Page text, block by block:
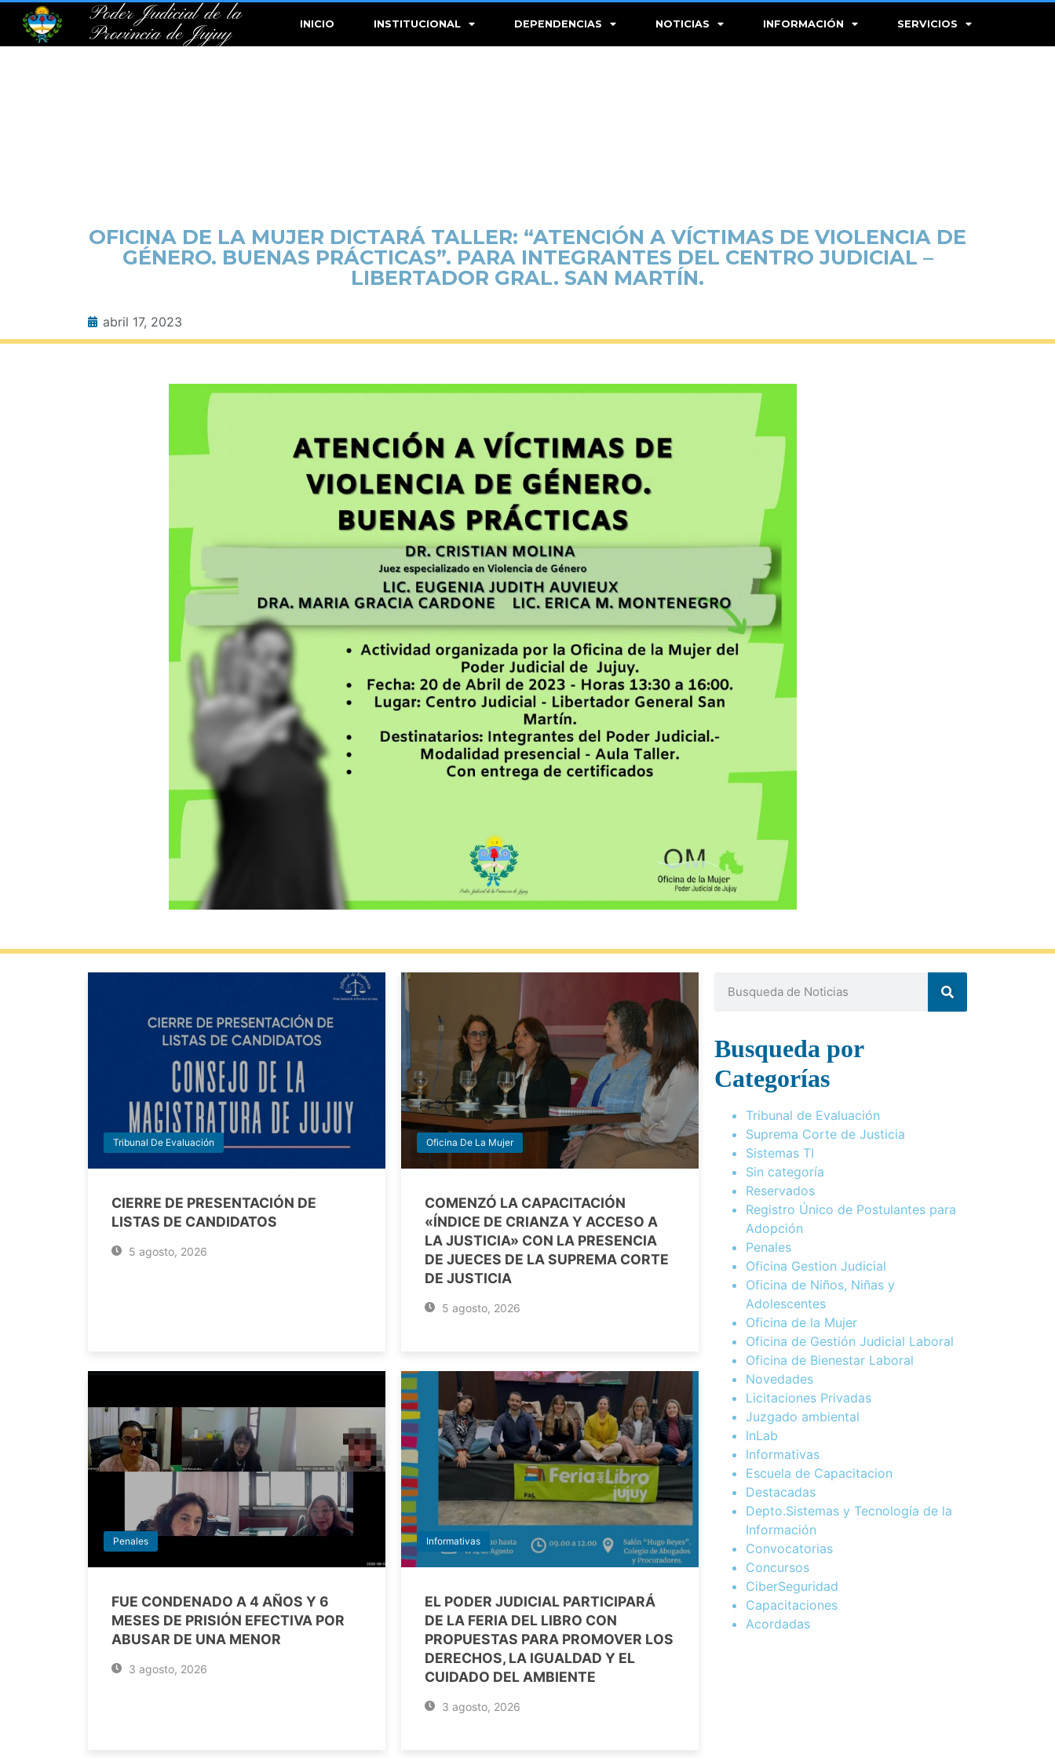
Poder Judicial de la
Provincia de Jujuy
INICIO INSTITUCIONAL DEPENDENCIAS NOTICIAS INFORMACIÓN SERVICIOS
OFICINA DE LA MUJER DICTARÁ TALLER: “ATENCIÓN A VÍCTIMAS DE VIOLENCIA DE
GÉNERO. BUENAS PRÁCTICAS”. PARA INTEGRANTES DEL CENTRO JUDICIAL –
LIBERTADOR GRAL. SAN MARTÍN.
abril 17, 2023
Tribunal De Evaluación
CIERRE DE PRESENTACIÓN DE
LISTAS DE CANDIDATOS
5 agosto, 2026
Oficina De La Mujer
COMENZÓ LA CAPACITACIÓN
«ÍNDICE DE CRIANZA Y ACCESO A
LA JUSTICIA» CON LA PRESENCIA
DE JUECES DE LA SUPREMA CORTE
DE JUSTICIA
5 agosto, 2026
Penales
FUE CONDENADO A 4 AÑOS Y 6
MESES DE PRISIÓN EFECTIVA POR
ABUSAR DE UNA MENOR
3 agosto, 2026
Informativas
EL PODER JUDICIAL PARTICIPARÁ
DE LA FERIA DEL LIBRO CON
PROPUESTAS PARA PROMOVER LOS
DERECHOS, LA IGUALDAD Y EL
CUIDADO DEL AMBIENTE
3 agosto, 2026
Busqueda por
Categorías
Tribunal de Evaluación
Suprema Corte de Justicia
Sistemas TI
Sin categoría
Reservados
Registro Único de Postulantes para
Adopción
Penales
Oficina Gestion Judicial
Oficina de Niños, Niñas y
Adolescentes
Oficina de la Mujer
Oficina de Gestión Judicial Laboral
Oficina de Bienestar Laboral
Novedades
Licitaciones Privadas
Juzgado ambiental
InLab
Informativas
Escuela de Capacitacion
Destacadas
Depto.Sistemas y Tecnología de la
Información
Convocatorias
Concursos
CiberSeguridad
Capacitaciones
Acordadas